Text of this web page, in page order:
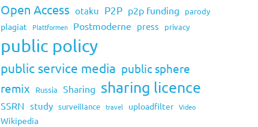
Open Access otaku P2P p2p funding parody
plagiat Plattformen Postmoderne press privacy
public policy
public service media public sphere
remix
Russia Sharing sharing licence
SSRN study surveillance travel uploadfilter Video
Wikipedia